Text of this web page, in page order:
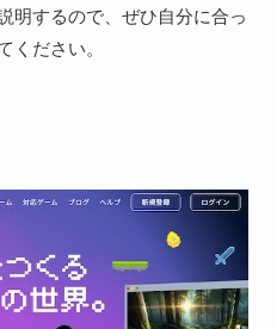
明するので、ぜひ自分に合っ
ください。